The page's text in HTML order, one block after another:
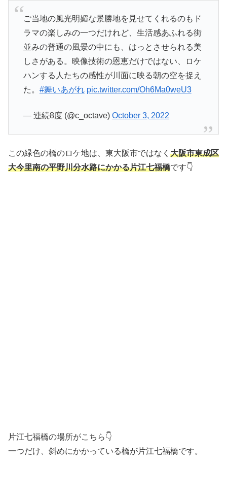
ご当地の風光明媚な景勝地を見せてくれるのもド
ラマの楽しみの一つだけれど、生活感あふれる街
並みの普通の風景の中にも、はっとさせられる美
しさがある。映像技術の恩恵だけではない、ロケ
ハンする人たちの感性が川面に映る朝の空を捉え
た。 #舞いあがれ pic.twitter.com/Oh6Ma0weU3
— 連続8度 (@c_octave) October 3, 2022
この緑色の橋のロケ地は、東大阪市ではなく 大阪市東成区
大今里南の平野川分水路にかかる片江七福橋です👇
片江七福橋の場所がこちら👇
一つだけ、斜めにかかっている橋が片江七福橋です。